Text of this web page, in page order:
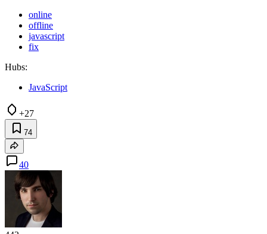
online
offline
javascript
fix
Hubs:
JavaScript
+27
74
40